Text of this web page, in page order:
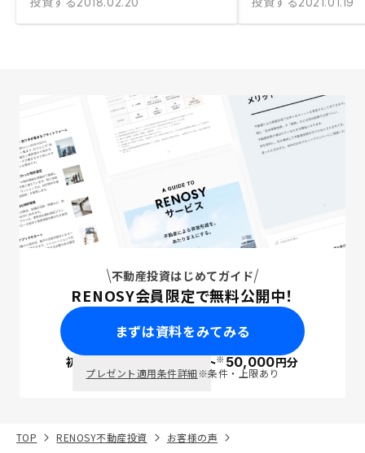
不動産投資はじめてガイド
RENOSY会員限定で無料公開中！
まずは資料をみてみる
初回面談で ポイント※50,000円分
プレゼント適用条件詳細※条件・上限あり
TOP RENOSY不動産投資
お客様の声